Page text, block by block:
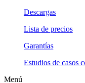
Descargas
Lista de precios
Garantías
Estudios de casos
Menú